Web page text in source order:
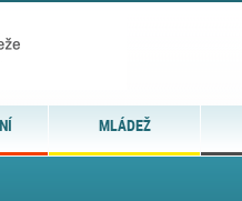
MLÁDEŽ